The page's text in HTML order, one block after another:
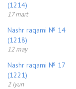
(1214)
17 mart
Nashr raqami № 14
(1218)
12 may
Nashr raqami № 17
(1221)
2 iyun